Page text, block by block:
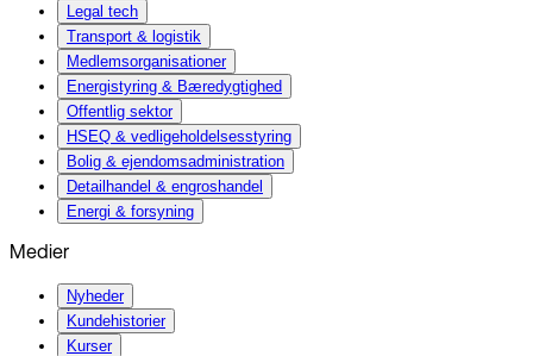
Legal tech
Transport & logistik
Medlemsorganisationer
Energistyring & Bæredygtighed
Offentlig sektor
HSEQ & vedligeholdelsesstyring
Bolig & ejendomsadministration
Detailhandel & engroshandel
Energi & forsyning
Medier
Nyheder
Kundehistorier
Kurser